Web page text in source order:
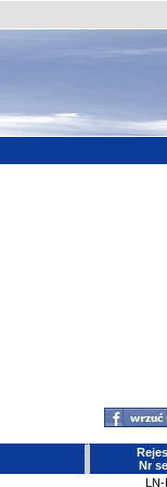
Nr
LN-